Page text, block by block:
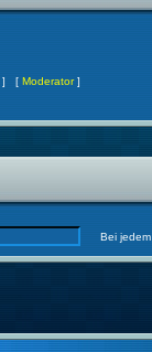
] [ Moderator]
Bei jedem